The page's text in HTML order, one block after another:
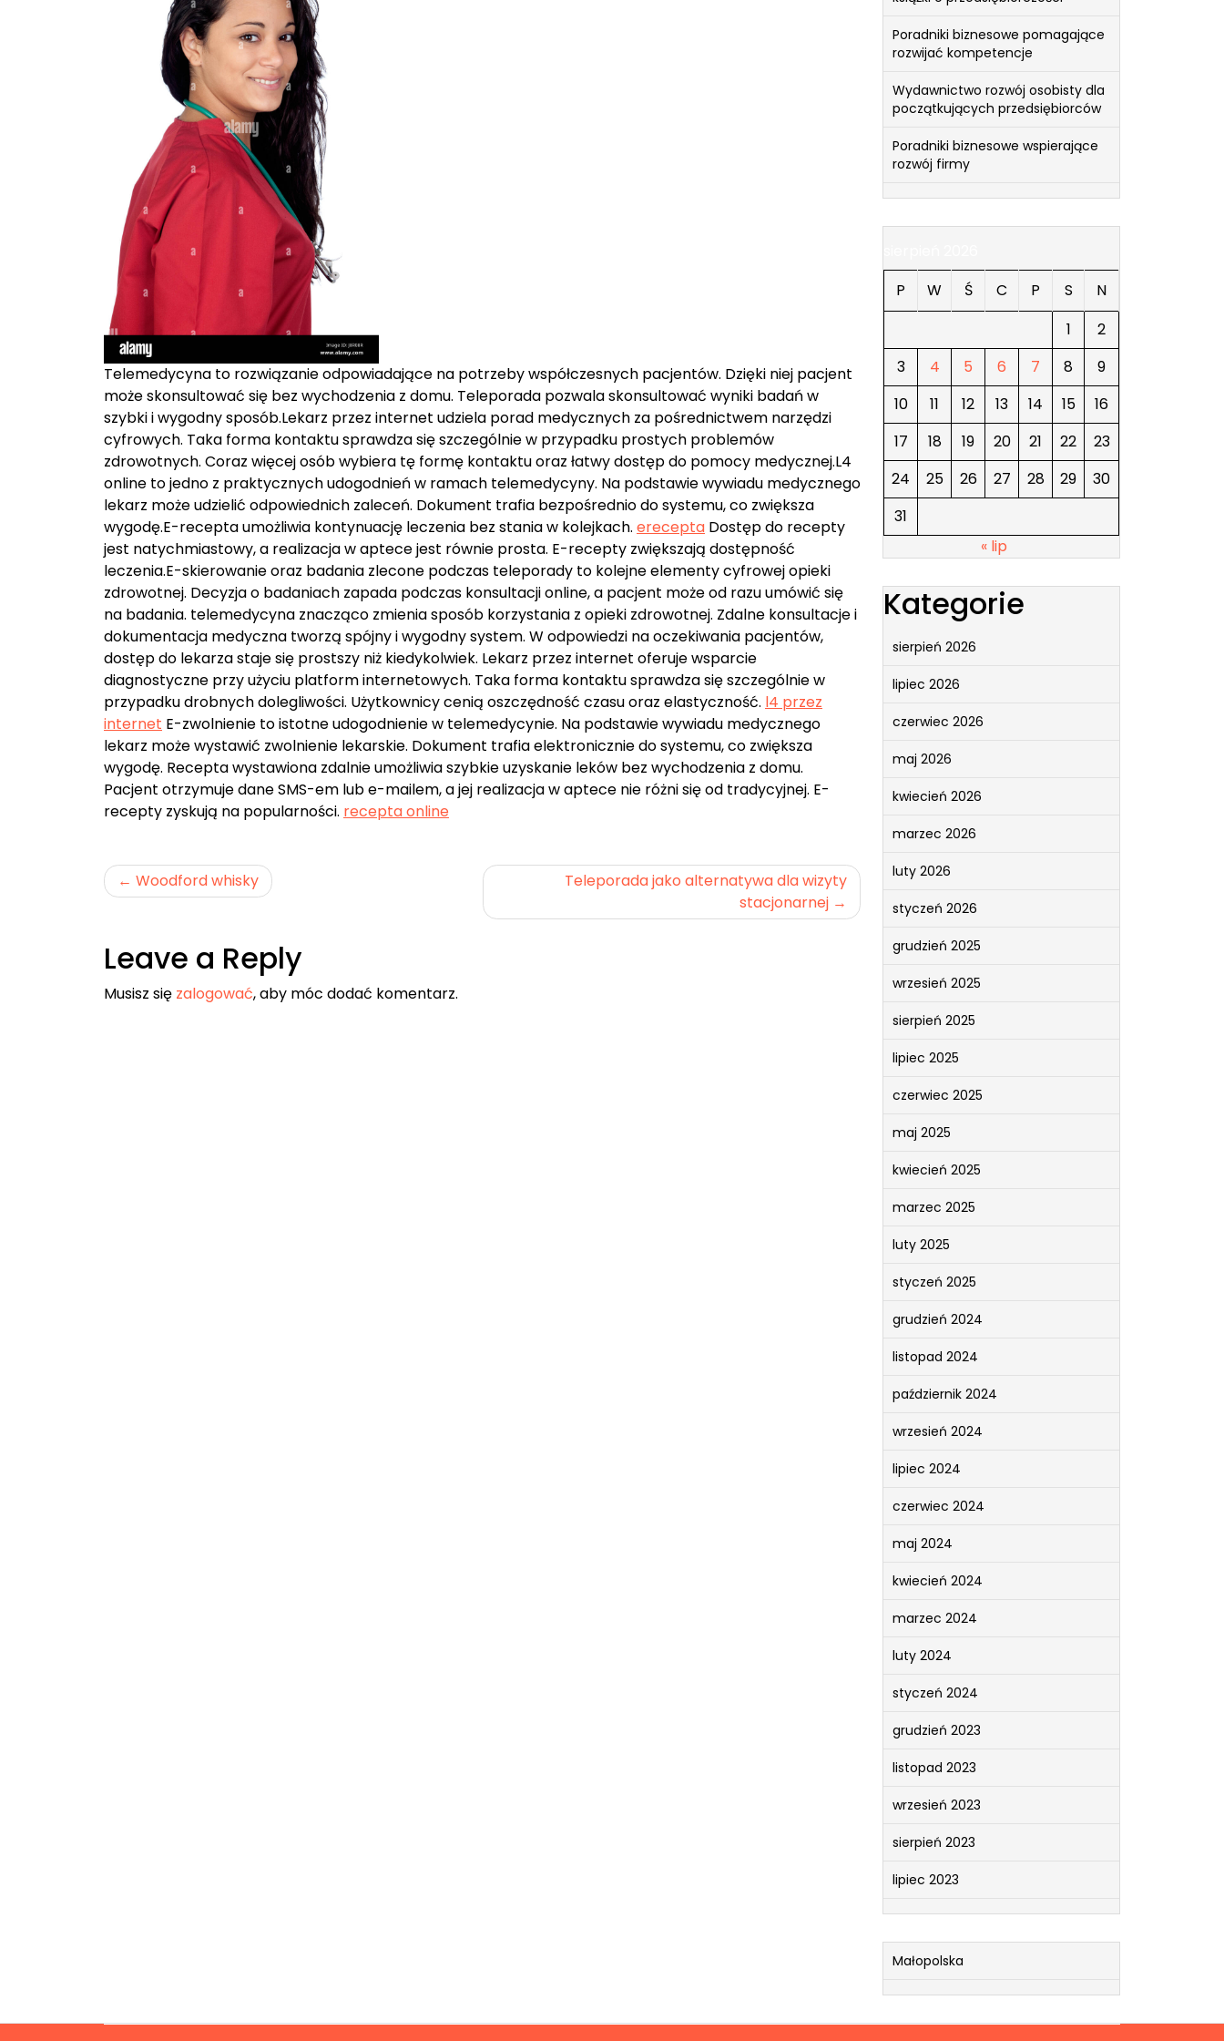
Telemedycyna to rozwiązanie odpowiadające na potrzeby współczesnych pacjentów. Dzięki niej pacjent
może skonsultować się bez wychodzenia z domu. Teleporada pozwala skonsultować wyniki badań w
szybki i wygodny sposób.Lekarz przez internet udziela porad medycznych za pośrednictwem narzędzi
cyfrowych. Taka forma kontaktu sprawdza się szczególnie w przypadku prostych problemów
zdrowotnych. Coraz więcej osób wybiera tę formę kontaktu oraz łatwy dostęp do pomocy medycznej.L4
online to jedno z praktycznych udogodnień w ramach telemedycyny. Na podstawie wywiadu medycznego
lekarz może udzielić odpowiednich zaleceń. Dokument trafia bezpośrednio do systemu, co zwiększa
wygodę.E-recepta umożliwia kontynuację leczenia bez stania w kolejkach. erecepta Dostęp do recepty
jest natychmiastowy, a realizacja w aptece jest równie prosta. E-recepty zwiększają dostępność
leczenia.E-skierowanie oraz badania zlecone podczas teleporady to kolejne elementy cyfrowej opieki
zdrowotnej. Decyzja o badaniach zapada podczas konsultacji online, a pacjent może od razu umówić się
na badania. telemedycyna znacząco zmienia sposób korzystania z opieki zdrowotnej. Zdalne konsultacje i
dokumentacja medyczna tworzą spójny i wygodny system. W odpowiedzi na oczekiwania pacjentów,
dostęp do lekarza staje się prostszy niż kiedykolwiek. Lekarz przez internet oferuje wsparcie
diagnostyczne przy użyciu platform internetowych. Taka forma kontaktu sprawdza się szczególnie w
przypadku drobnych dolegliwości. Użytkownicy cenią oszczędność czasu oraz elastyczność. l4 przez
internet E-zwolnienie to istotne udogodnienie w telemedycynie. Na podstawie wywiadu medycznego
lekarz może wystawić zwolnienie lekarskie. Dokument trafia elektronicznie do systemu, co zwiększa
wygodę. Recepta wystawiona zdalnie umożliwia szybkie uzyskanie leków bez wychodzenia z domu.
Pacjent otrzymuje dane SMS-em lub e-mailem, a jej realizacja w aptece nie różni się od tradycyjnej. E-
recepty zyskują na popularności. recepta online
Nawigacja
Woodford whisky
Teleporada jako alternatywa dla wizyty
stacjonarnej
Leave a Reply
Musisz się zalogować, aby móc dodać komentarz.
Poradniki biznesowe pomagające
rozwijać kompetencje
Wydawnictwo rozwój osobisty dla
początkujących przedsiębiorców
Poradniki biznesowe wspierające
rozwój firmy
P
W Ś C P S
N
1
2
3
4 5 6 7 8
9
10
11 12 13 14 15
16
17
18 19 20 21 22
23
24
25 26 27 28 29
30
31
« lip
Kategorie
sierpień 2026
lipiec 2026
czerwiec 2026
maj 2026
kwiecień 2026
marzec 2026
luty 2026
styczeń 2026
grudzień 2025
wrzesień 2025
sierpień 2025
lipiec 2025
czerwiec 2025
maj 2025
kwiecień 2025
marzec 2025
luty 2025
styczeń 2025
grudzień 2024
listopad 2024
październik 2024
wrzesień 2024
lipiec 2024
czerwiec 2024
maj 2024
kwiecień 2024
marzec 2024
luty 2024
styczeń 2024
grudzień 2023
listopad 2023
wrzesień 2023
sierpień 2023
lipiec 2023
Małopolska